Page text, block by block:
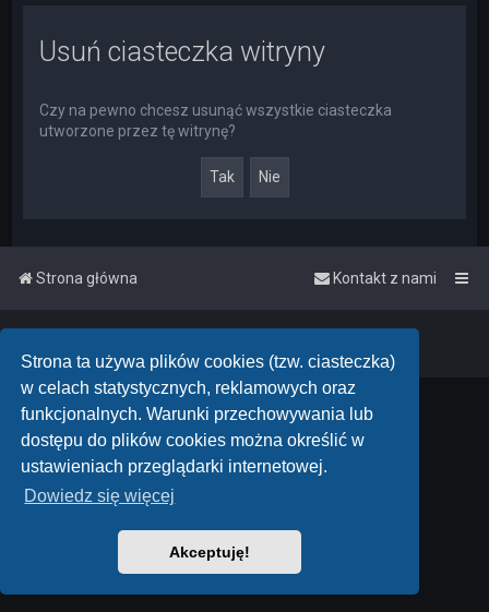
Strona ta używa plików cookies (tzw. ciasteczka)
w celach statystycznych, reklamowych oraz
funkcjonalnych. Warunki przechowywania lub
dostępu do plików cookies można określić w
ustawieniach przeglądarki internetowej.
Dowiedz się więcej
Akceptuję!
Usuń ciasteczka witryny
Czy na pewno chcesz usunąć wszystkie ciasteczka
utworzone przez tę witrynę?
Strona główna Kontakt z nami
Powered byphpBB™• Design byPlanetStyles
Polski pakiet językowy dostarcza phpBB.pl